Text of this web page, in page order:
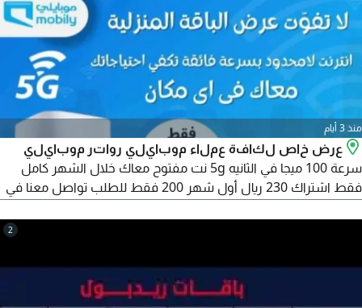
منذ 3 أيام
عرض خاص لكافة عملاء موبايلي رواتر موبايلي
سرعة 100 ميجا في الثانيه 5g نت مفتوح معاك خلال الشهر كامل
فقط اشتراك 230 ريال أول شهر 200 فقط للطلب تواصل معنا في
2